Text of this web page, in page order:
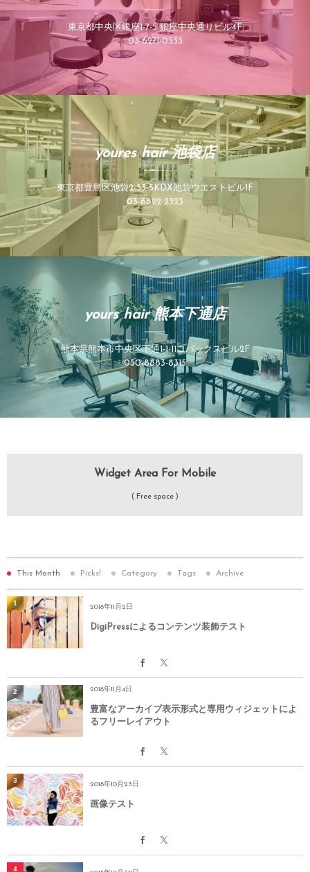
東京都中央区銀座1-7-5 銀座中央通りビル4F
03-6271-0533
youres hair 池袋店
東京都豊島区池袋2-53-5KDX池袋ウエストビル1F
03-6822-2323
yours hair 熊本下通店
熊本県熊本市中央区下通1-1-11コバックスビル2F
050-8883-8315
Widget Area For Mobile
( Free space )
This Month Picks! Category Tags Archive
2018年11月2日
DigiPressによるコンテンツ装飾テスト
1
2018年11月4日
豊富なアーカイブ表示形式と専用ウィジェットによ
るフリーレイアウト
2
2018年10月23日
画像テスト
3
4